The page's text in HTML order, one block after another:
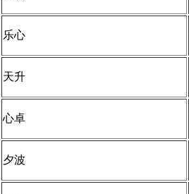
乐心
天升
心卓
夕波